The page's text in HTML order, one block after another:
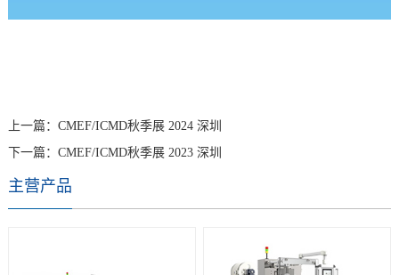
上一篇： CMEF/ICMD秋季展 2024 深圳
下一篇： CMEF/ICMD秋季展 2023 深圳
主营产品